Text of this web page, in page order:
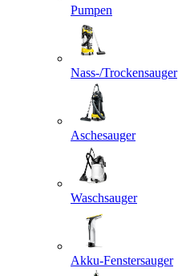
Pumpen
Nass-/Trockensauger
Aschesauger
Waschsauger
Akku-Fenstersauger